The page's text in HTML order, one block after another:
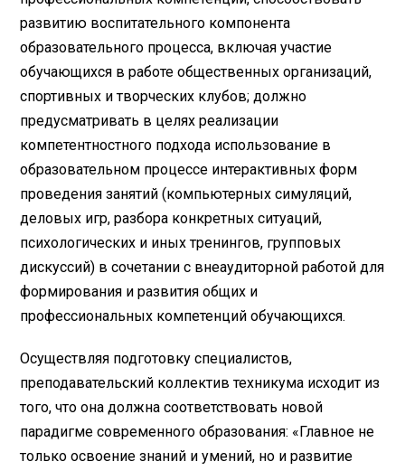
развитию воспитательного компонента
образовательного процесса, включая участие
обучающихся в работе общественных организаций,
спортивных и творческих клубов; должно
предусматривать в целях реализации
компетентностного подхода использование в
образовательном процессе интерактивных форм
проведения занятий (компьютерных симуляций,
деловых игр, разбора конкретных ситуаций,
психологических и иных тренингов, групповых
дискуссий) в сочетании с внеаудиторной работой для
формирования и развития общих и
профессиональных компетенций обучающихся.
Осуществляя подготовку специалистов,
преподавательский коллектив техникума исходит из
того, что она должна соответствовать новой
парадигме современного образования: «Главное не
только освоение знаний и умений, но и развитие